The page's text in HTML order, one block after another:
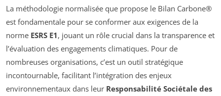
La méthodologie normalisée que propose le Bilan Carbone®
est fondamentale pour se conformer aux exigences de la
norme ESRS E1, jouant un rôle crucial dans la transparence et
l’évaluation des engagements climatiques. Pour de
nombreuses organisations, c’est un outil stratégique
incontournable, facilitant l’intégration des enjeux
environnementaux dans leur Responsabilité Sociétale des